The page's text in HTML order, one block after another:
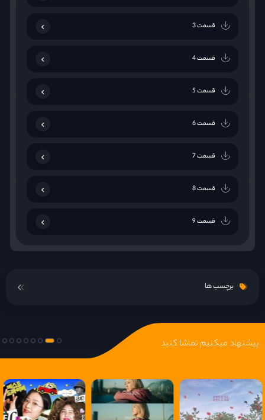
قسمت 3
قسمت 4
قسمت 5
قسمت 6
قسمت 7
قسمت 8
قسمت 9
قسمت 10
قسمت 11
قسمت 14
قسمت 15
برچسب ها
پیشنهاد میکنیم تماشا کنید